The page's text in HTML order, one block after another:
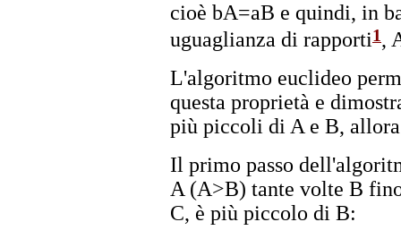
cioè bA=aB e quindi, in
uguaglianza di rapporti1,
L'algoritmo euclideo
questa proprietà e
più piccoli di A e B,
Il primo passo
A (A>B) tante volte B
C, è più piccolo di B: